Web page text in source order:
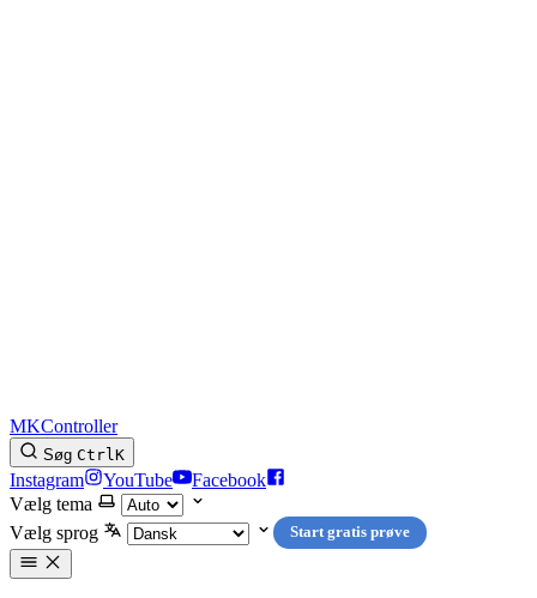
MKController
Søg CtrlK
Instagram YouTube
Facebook
Vælg tema
Vælg sprog
Start gratis prøve